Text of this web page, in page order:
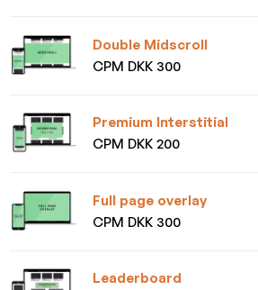
Double Midscroll
CPM DKK 300
Premium Interstitial
CPM DKK 200
Full page overlay
CPM DKK 300
Leaderboard